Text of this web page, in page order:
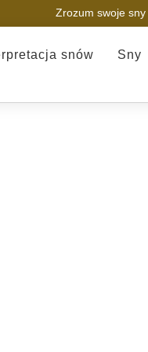
Zrozum swoje
snów Sny